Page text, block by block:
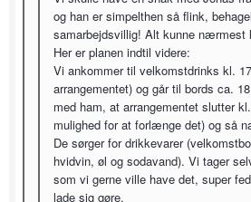
og han er simpelthen så flink,
samarbejdsvillig! Alt kunne nærmest
Her er planen indtil videre:
Vi ankommer til velkomstdrinks kl.
arrangementet) og går til bords ca.
med ham, at arrangementet slutter
mulighed for at forlænge det) og så
De sørger for drikkevarer
hvidvin, øl og sodavand). Vi tager
som vi gerne ville have det, super
lade sig gøre.